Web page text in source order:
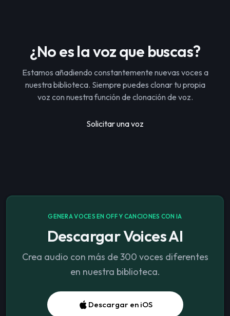
¿No es la voz que buscas?
Estamos añadiendo constantemente nuevas voces a
nuestra biblioteca. Siempre puedes clonar tu propia
voz con nuestra función de clonación de voz.
Solicitar una voz
GENERA VOCES EN OFF Y CANCIONES CON IA
Descargar Voices AI
Crea audio con más de 300 voces diferentes
en nuestra biblioteca.
Descargar en iOS